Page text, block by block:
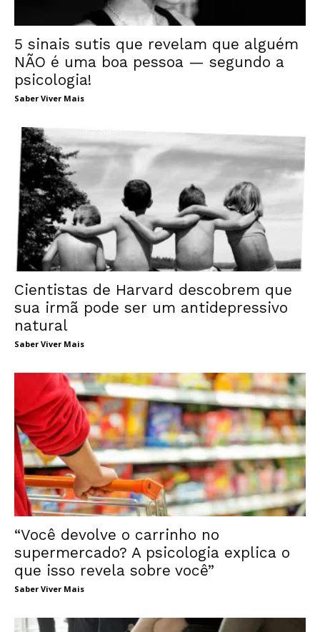
5 sinais sutis que revelam que alguém
NÃO é uma boa pessoa — segundo a
psicologia!
Saber Viver Mais
Cientistas de Harvard descobrem que
sua irmã pode ser um antidepressivo
natural
Saber Viver Mais
“Você devolve o carrinho no
supermercado? A psicologia explica o
que isso revela sobre você”
Saber Viver Mais